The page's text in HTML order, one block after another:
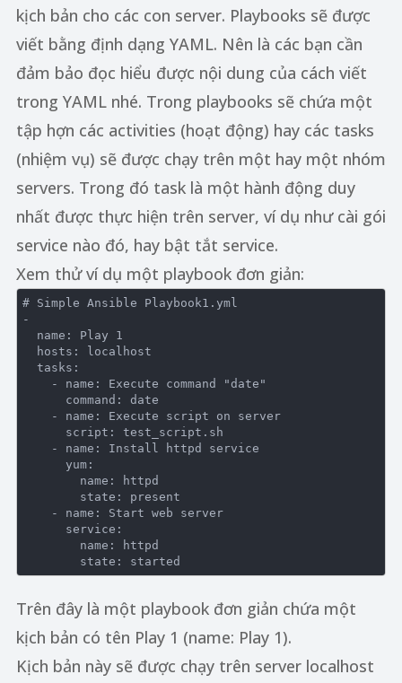
kịch bản cho các con server. Playbooks sẽ được
viết bằng định dạng YAML. Nên là các bạn cần
đảm bảo đọc hiểu được nội dung của cách viết
trong YAML nhé. Trong playbooks sẽ chứa một
tập hợn các activities (hoạt động) hay các tasks
(nhiệm vụ) sẽ được chạy trên một hay một nhóm
servers. Trong đó task là một hành động duy
nhất được thực hiện trên server, ví dụ như cài gói
service nào đó, hay bật tắt service.
Xem thử ví dụ một playbook đơn giản:
# Simple Ansible Playbook1.yml
-
  tasks:
Trên đây là một playbook đơn giản chứa một
kịch bản có tên Play 1 (name: Play 1).
Kịch bản này sẽ được chạy trên server localhost